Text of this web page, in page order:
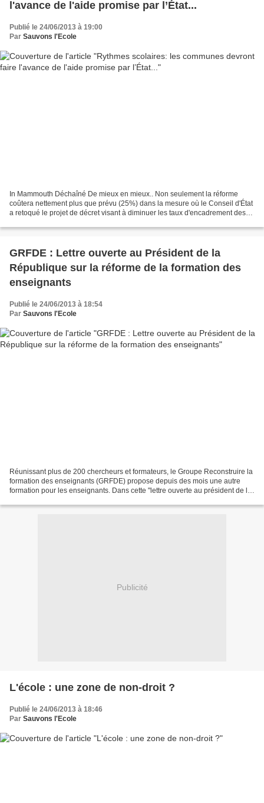
l'avance de l'aide promise par l’État...
Publié le 24/06/2013 à 19:00
Par Sauvons l'Ecole
In Mammouth Déchaîné De mieux en mieux.. Non seulement la réforme
coûtera nettement plus que prévu (25%) dans la mesure où le Conseil d'État
a retoqué le projet de décret visant à diminuer les taux d'encadrement des
GRFDE : Lettre ouverte au Président de la
République sur la réforme de la formation des
enseignants
Publié le 24/06/2013 à 18:54
Par Sauvons l'Ecole
Réunissant plus de 200 chercheurs et formateurs, le Groupe Reconstruire la
formation des enseignants (GRFDE) propose depuis des mois une autre
formation pour les enseignants. Dans cette "lettre ouverte au président de la
Publicité
L'école : une zone de non-droit ?
Publié le 24/06/2013 à 18:46
Par Sauvons l'Ecole